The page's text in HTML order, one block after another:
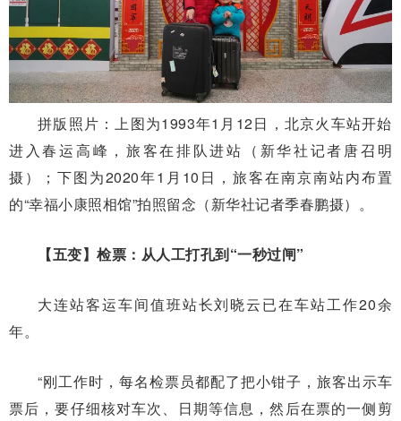
拼版照片：上图为1993年1月12日，北京火车站开始
进入春运高峰，旅客在排队进站（新华社记者唐召明
摄）；下图为2020年1月10日，旅客在南京南站内布置
的“幸福小康照相馆”拍照留念（新华社记者季春鹏摄）。
【五变】检票：从人工打孔到“一秒过闸”
大连站客运车间值班站长刘晓云已在车站工作20余
年。
“刚工作时，每名检票员都配了把小钳子，旅客出示车
票后，要仔细核对车次、日期等信息，然后在票的一侧剪